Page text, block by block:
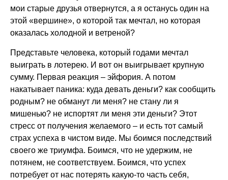
мои старые друзья отвернутся, а я останусь один на
этой «вершине», о которой так мечтал, но которая
оказалась холодной и ветреной?
Представьте человека, который годами мечтал
выиграть в лотерею. И вот он выигрывает крупную
сумму. Первая реакция – эйфория. А потом
накатывает паника: куда девать деньги? как сообщить
родным? не обманут ли меня? не стану ли я
мишенью? не испортят ли меня эти деньги? Этот
стресс от получения желаемого – и есть тот самый
страх успеха в чистом виде. Мы боимся последствий
своего же триумфа. Боимся, что не удержим, не
потянем, не соответствуем. Боимся, что успех
потребует от нас потерять какую-то часть себя,